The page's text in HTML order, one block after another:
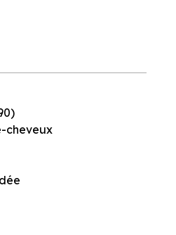
cheveux